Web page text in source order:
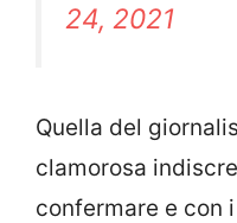
24, 2021
Quella del
clamorosa
confermare e con